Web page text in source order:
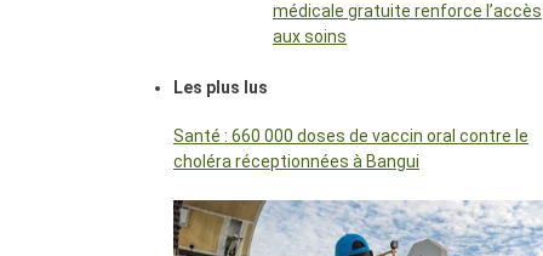
médicale gratuite renforce l’accès
aux soins
Les plus lus
Santé : 660 000 doses de vaccin oral contre le
choléra réceptionnées à Bangui